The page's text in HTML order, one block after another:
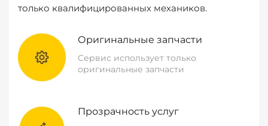
только квалифицированных механиков.
Оригинальные запчасти
Сервис использует только
оригинальные запчасти
Прозрачность услуг